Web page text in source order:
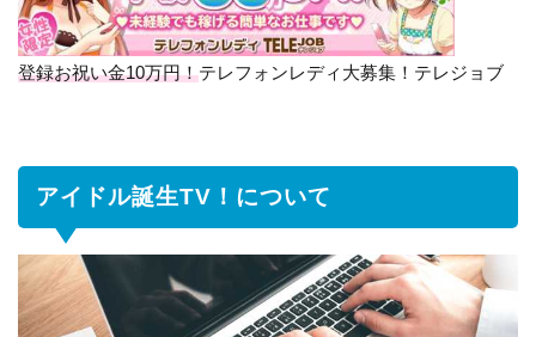
につ
いて
2 アイ
の給
料は
3 「アイ
ドル誕
登録お祝い金10万円！テレフォンレディ大募集！テレジョブ
アイドル誕生TV！について